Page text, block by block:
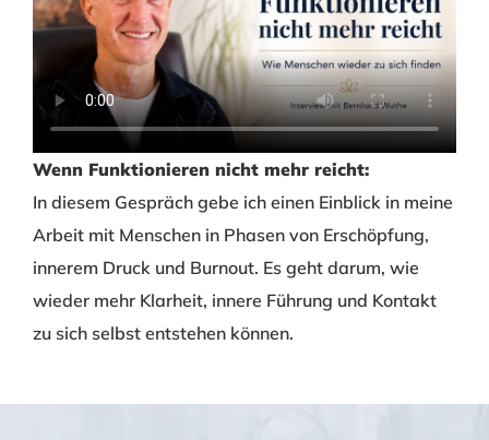
Wenn Funktionieren nicht mehr reicht:
In diesem Gespräch gebe ich einen Einblick in meine
Arbeit mit Menschen in Phasen von Erschöpfung,
innerem Druck und Burnout. Es geht darum, wie
wieder mehr Klarheit, innere Führung und Kontakt
zu sich selbst entstehen können.